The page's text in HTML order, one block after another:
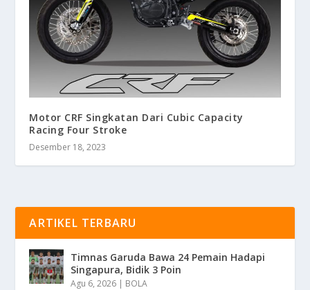
Motor CRF Singkatan Dari Cubic Capacity
Racing Four Stroke
Desember 18, 2023
ARTIKEL TERBARU
Timnas Garuda Bawa 24 Pemain Hadapi
Singapura, Bidik 3 Poin
Agu 6, 2026 | BOLA